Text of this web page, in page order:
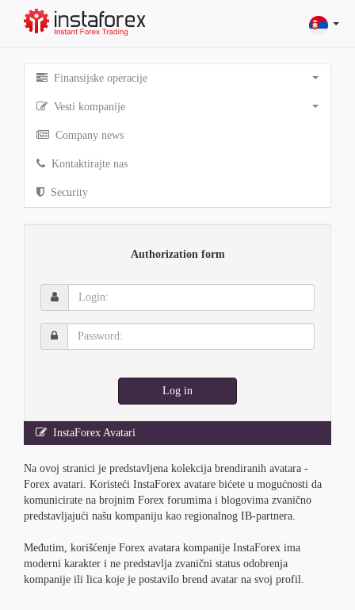
Finansijske operacije
Vesti kompanije
Company news
Kontaktirajte nas
Security
Authorization form
Login:
Password:
Log in
InstaForex Avatari
Na ovoj stranici je predstavljena kolekcija brendiranih avatara -
Forex avatari. Koristeći InstaForex avatare bićete u mogućnosti da
komunicirate na brojnim Forex forumima i blogovima zvanično
predstavljajući našu kompaniju kao regionalnog IB-partnera.
Međutim, korišćenje Forex avatara kompanije InstaForex ima
moderni karakter i ne predstavlja zvanični status odobrenja
kompanije ili lica koje je postavilo brend avatar na svoj profil.